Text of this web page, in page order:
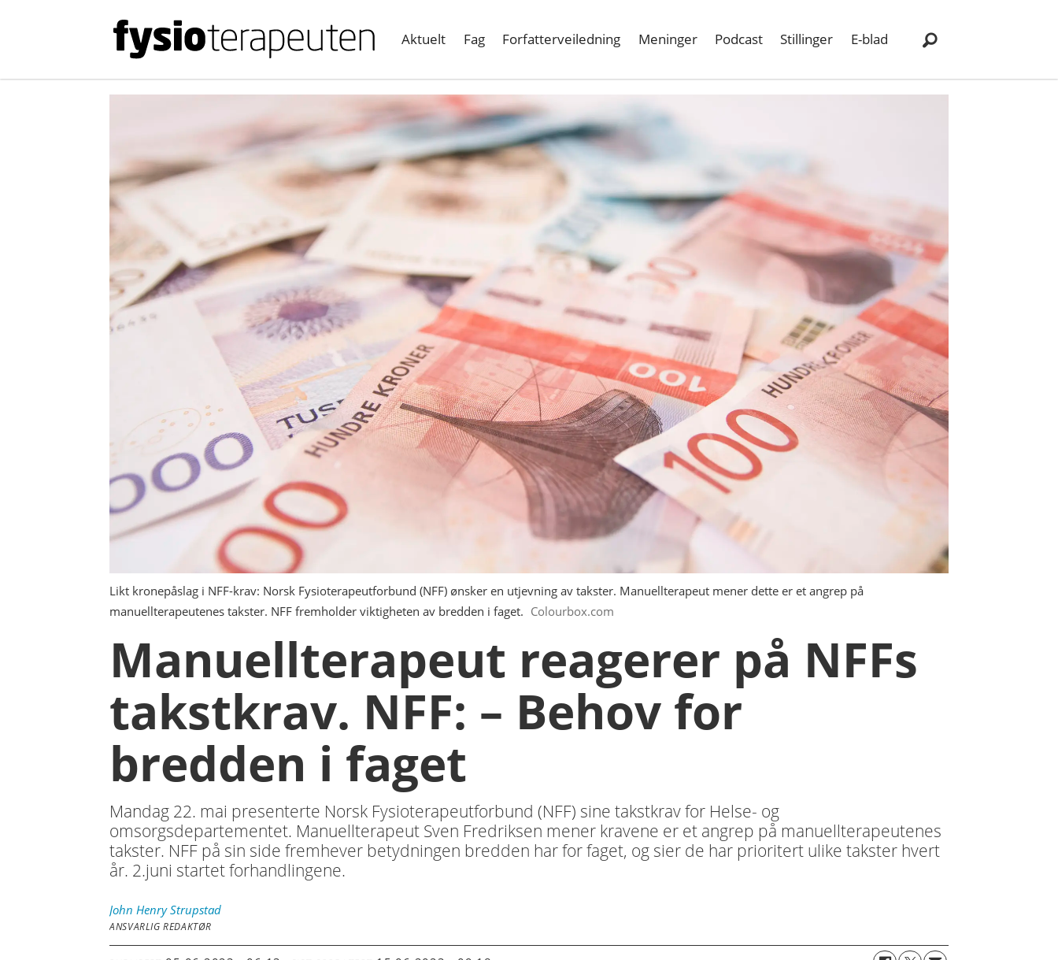
Aktuelt Fag Forfatterveiledning Meninger Podcast Stillinger E-blad
Likt kronepåslag i NFF-krav: Norsk Fysioterapeutforbund (NFF) ønsker en utjevning av takster. Manuellterapeut mener dette er et angrep på
manuellterapeutenes takster. NFF fremholder viktigheten av bredden i faget. Colourbox.com
Manuellterapeut reagerer på NFFs
takstkrav. NFF: – Behov for
bredden i faget
Mandag 22. mai presenterte Norsk Fysioterapeutforbund (NFF) sine takstkrav for Helse- og
omsorgsdepartementet. Manuellterapeut Sven Fredriksen mener kravene er et angrep på manuellterapeutenes
takster. NFF på sin side fremhever betydningen bredden har for faget, og sier de har prioritert ulike takster hvert
år. 2.juni startet forhandlingene.
John Henry Strupstad
ANSVARLIG REDAKTØR